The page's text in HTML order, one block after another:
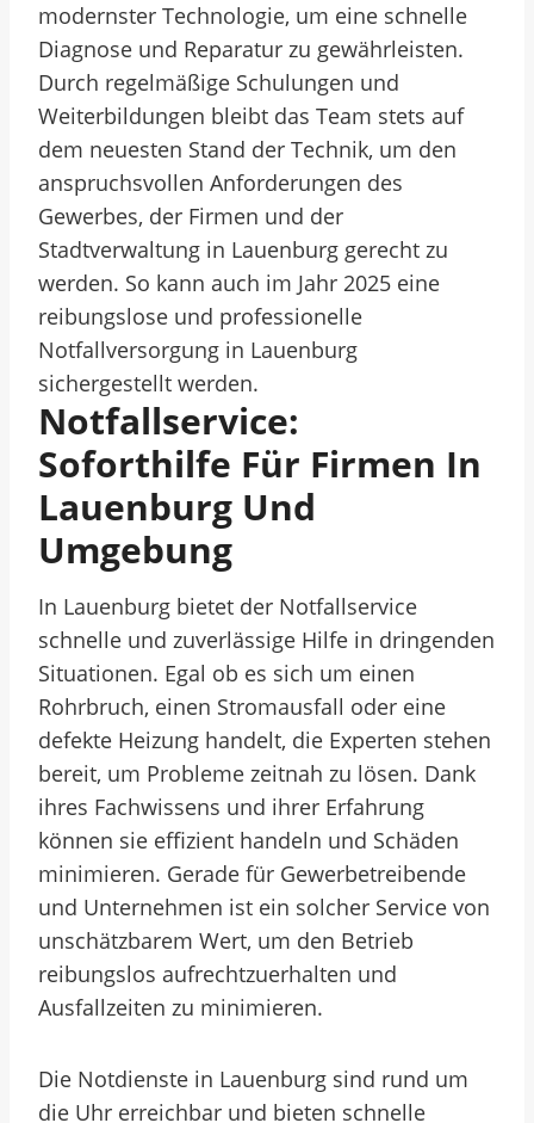
modernster Technologie, um eine schnelle
Diagnose und Reparatur zu gewährleisten.
Durch regelmäßige Schulungen und
Weiterbildungen bleibt das Team stets auf
dem neuesten Stand der Technik, um den
anspruchsvollen Anforderungen des
Gewerbes, der Firmen und der
Stadtverwaltung in Lauenburg gerecht zu
werden. So kann auch im Jahr 2025 eine
reibungslose und professionelle
Notfallversorgung in Lauenburg
sichergestellt werden.
Notfallservice:
Soforthilfe Für Firmen In
Lauenburg Und
Umgebung
In Lauenburg bietet der Notfallservice
schnelle und zuverlässige Hilfe in dringenden
Situationen. Egal ob es sich um einen
Rohrbruch, einen Stromausfall oder eine
defekte Heizung handelt, die Experten stehen
bereit, um Probleme zeitnah zu lösen. Dank
ihres Fachwissens und ihrer Erfahrung
können sie effizient handeln und Schäden
minimieren. Gerade für Gewerbetreibende
und Unternehmen ist ein solcher Service von
unschätzbarem Wert, um den Betrieb
reibungslos aufrechtzuerhalten und
Ausfallzeiten zu minimieren.
Die Notdienste in Lauenburg sind rund um
die Uhr erreichbar und bieten schnelle